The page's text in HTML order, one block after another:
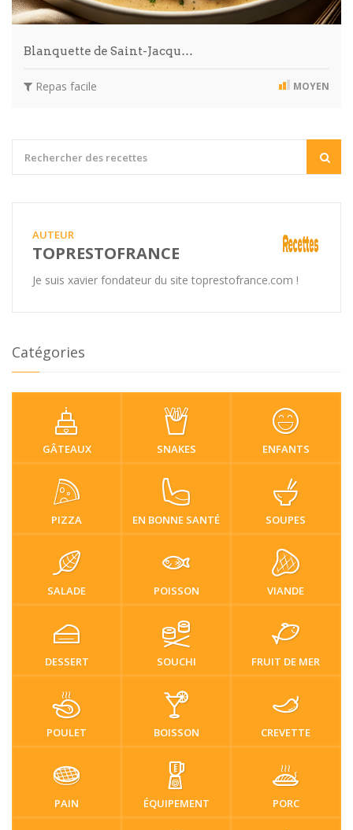
Blanquette de Saint-Jacqu…
Repas facile MOYEN
AUTEUR
TOPRESTOFRANCE
Je suis xavier fondateur du site toprestofrance.com !
Catégories
GÂTEAUX SNAKES ENFANTS
PIZZA EN BONNE SANTÉ SOUPES
SALADE POISSON VIANDE
DESSERT SOUCHI FRUIT DE MER
POULET BOISSON CREVETTE
PAIN ÉQUIPEMENT PORC